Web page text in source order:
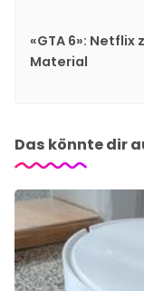
«GTA 6»:
Material
Das könnte dir